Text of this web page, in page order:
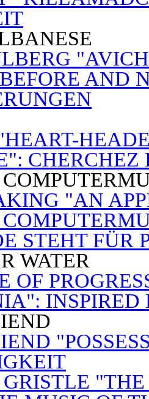
AND
CHERCHEZ
"AN
STEHT FÜR
WATER
OF
INSPIRED